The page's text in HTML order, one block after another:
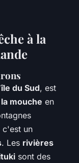
à la
île du Sud, est
mouche en
c'est un
. Les rivières
sont des